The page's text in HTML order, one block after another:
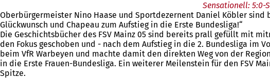
Sensationell: 5:0-
Oberbürgermeister Nino Haase und Sportdezernent Daniel Köbler sind
Glückwunsch und Chapeau zum Aufstieg in die Erste Bundesliga!“
Die Geschichtsbücher des FSV Mainz 05 sind bereits prall gefüllt mit
den Fokus geschoben und - nach dem Aufstieg in die 2. Bundesliga im
beim VfR Warbeyen und machte damit den direkten Weg von der
in die Erste Frauen-Bundesliga. Ein weiterer Meilenstein für den FSV
Spitze.